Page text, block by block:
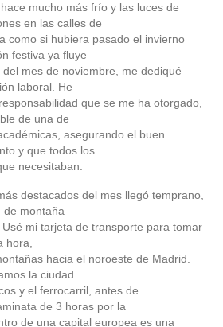
mucho más frío y las luces de
en las calles de
como si hubiera pasado el invierno
festiva ya fluye
mes de noviembre, me dediqué
laboral. He
que se me ha otorgado,
de una de
asegurando el buen
y que todos los
necesitaban.
destacados del mes llegó temprano,
de montaña
mi tarjeta de transporte para tomar
hora,
hacia el noroeste de Madrid.
la ciudad
y el ferrocarril, antes de
de 3 horas por la
de una capital europea es una